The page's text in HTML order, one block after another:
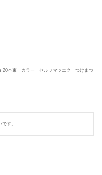
20本束 カラー セルフマツエク つけまつ
す。